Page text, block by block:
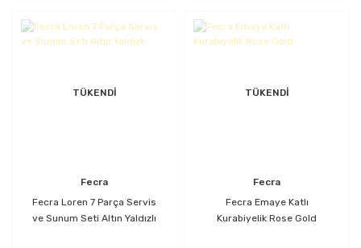
TÜKENDİ
Fecra
Fecra Loren 7 Parça Servis
ve Sunum Seti Altın Yaldızlı
TÜKENDİ
Fecra
Fecra Emaye Katlı
Kurabiyelik Rose Gold